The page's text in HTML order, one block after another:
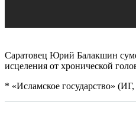
Саратовец Юрий Балакшин
исцеления от хронической
* «Исламское государство»